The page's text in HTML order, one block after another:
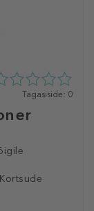
0
5st
Tagasiside: 0